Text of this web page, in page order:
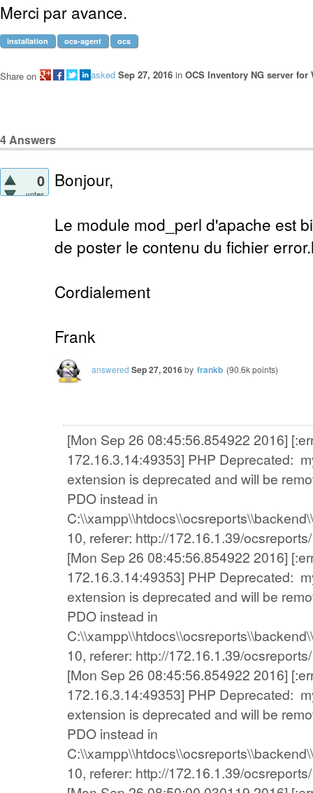
Merci par avance.
installation ocs-agent ocs
asked Sep 27, 2016 in OCS Inventory NG server for
Share on
4Answers
0
votes
Bonjour,
Le module mod_perl d'apache est
de poster le contenu du fichier
Cordialement
Frank
answered Sep 27, 2016by frankb (90.6kpoints)
[Mon Sep 26 08:45:56.854922 2016]
172.16.3.14:49353] PHP Deprecated:
extension is deprecated and will be
PDO instead in
10, referer: http://172.16.1.39/ocsreports/
[Mon Sep 26 08:45:56.854922 2016]
172.16.3.14:49353] PHP Deprecated:
extension is deprecated and will be
PDO instead in
10, referer: http://172.16.1.39/ocsreports/
[Mon Sep 26 08:45:56.854922 2016]
172.16.3.14:49353] PHP Deprecated:
extension is deprecated and will be
PDO instead in
10, referer: http://172.16.1.39/ocsreports/